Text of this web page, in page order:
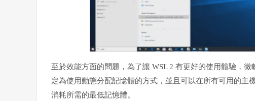
至於效能方面的問題，為了讓 WSL 2 有更好的使用體驗，
定為使用動態分配記憶體的方式，並且可以在所有可用的主
消耗所需的最低記憶體。